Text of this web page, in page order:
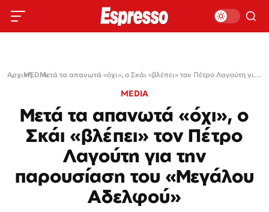
Αρχική›
MEDIA› Μετά τα απανωτά «όχι», ο Σκάι «βλέπει» τον Πέτρο Λαγούτη για την παρουσίαση του «Μεγάλου Αδελφού»
MEDIA
Μετά τα απανωτά «όχι», ο
Σκάι «βλέπει» τον Πέτρο
Λαγούτη για την
παρουσίαση του «Μεγάλου
Αδελφού»